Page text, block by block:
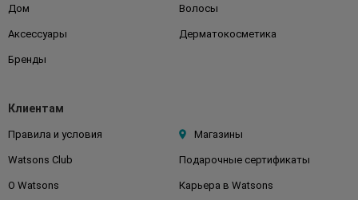
Дом Волосы
Аксессуары Дерматокосметика
Бренды
Клиентам
Правила и условия Магазины
Watsons Club Подарочные сертификаты
О Watsons Карьера в Watsons